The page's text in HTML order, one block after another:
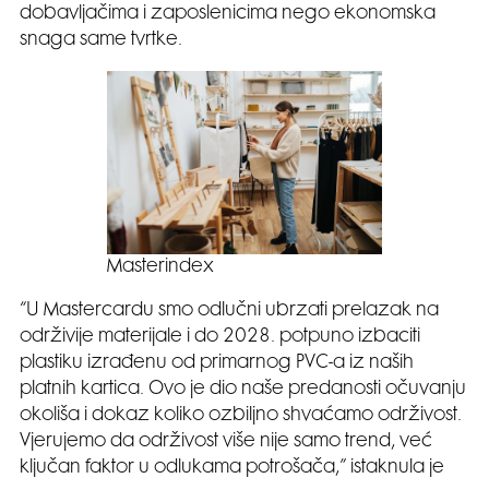
dobavljačima i zaposlenicima nego ekonomska
snaga same tvrtke.
Masterindex
“U Mastercardu smo odlučni ubrzati prelazak na
održivije materijale i do 2028. potpuno izbaciti
plastiku izrađenu od primarnog PVC-a iz naših
platnih kartica. Ovo je dio naše predanosti očuvanju
okoliša i dokaz koliko ozbiljno shvaćamo održivost.
Vjerujemo da održivost više nije samo trend, već
ključan faktor u odlukama potrošača,” istaknula je